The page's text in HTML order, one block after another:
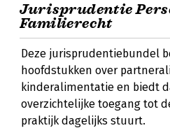
Jurisprudentie
Familierecht
Deze jurisprudentiebundel
hoofdstukken over
kinderalimentatie en biedt
overzichtelijke toegang tot
praktijk dagelijks stuurt.